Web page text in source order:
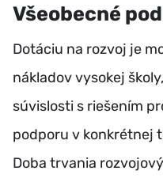
Všeobecné
Dotáciu na rozvoj je
nákladov vysokej
súvislosti s riešením
podporu v konkrétnej
Doba trvania